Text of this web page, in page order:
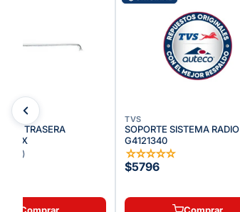
TRASERA
MRX
)
Comprar
TVS
SOPORTE SISTEMA RADIO |
G4121340
☆☆☆☆☆
$5796
Comprar